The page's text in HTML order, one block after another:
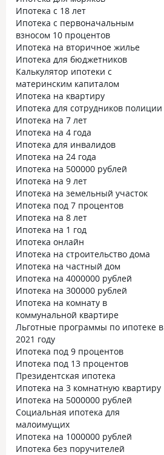
Ипотека с 18 лет
Ипотека с первоначальным
взносом 10 процентов
Ипотека на вторичное жилье
Ипотека для бюджетников
Калькулятор ипотеки с
материнским капиталом
Ипотека на квартиру
Ипотека для сотрудников полиции
Ипотека на 7 лет
Ипотека на 4 года
Ипотека для инвалидов
Ипотека на 24 года
Ипотека на 500000 рублей
Ипотека на 9 лет
Ипотека на земельный участок
Ипотека под 7 процентов
Ипотека на 8 лет
Ипотека на 1 год
Ипотека онлайн
Ипотека на строительство дома
Ипотека на частный дом
Ипотека на 4000000 рублей
Ипотека на 300000 рублей
Ипотека на комнату в
коммунальной квартире
Льготные программы по ипотеке в
2021 году
Ипотека под 9 процентов
Ипотека под 13 процентов
Президентская ипотека
Ипотека на 3 комнатную квартиру
Ипотека на 5000000 рублей
Социальная ипотека для
малоимущих
Ипотека на 1000000 рублей
Ипотека без поручителей